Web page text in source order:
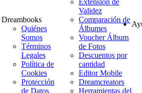
Dreambooks
Quiénes
Somos
Términos
Legales
Política de
Cookies
Protección
de Datos
Extensión de
Validez
Comparación de
Álbumes
Voucher Álbum
de Fotos
Descuentos por
cantidad
Editor Mobile
Dreamcreators
Herramientas del